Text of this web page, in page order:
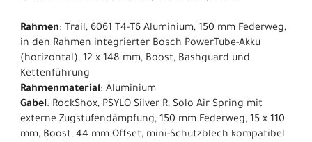
Rahmen: Trail, 6061 T4-T6 Aluminium, 150 mm Federweg,
in den Rahmen integrierter Bosch PowerTube-Akku
(horizontal), 12 x 148 mm, Boost, Bashguard und
Kettenführung
Rahmenmaterial: Aluminium
Gabel: RockShox, PSYLO Silver R, Solo Air Spring mit
externe Zugstufendämpfung, 150 mm Federweg, 15 x 110
mm, Boost, 44 mm Offset, mini-Schutzblech kompatibel